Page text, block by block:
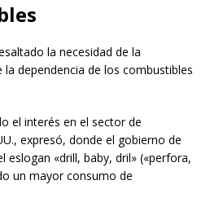
la necesidad de la
dependencia de los combustibles
el interés en el sector de
expresó, donde el gobierno de
eslogan «drill, baby, dril» («perfora,
un mayor consumo de